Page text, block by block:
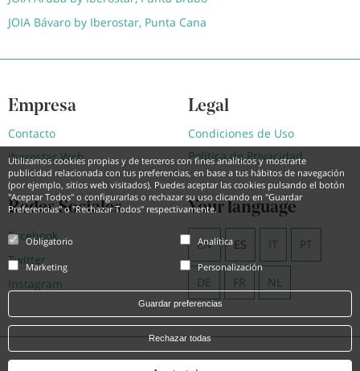
Utilizamos cookies propias y de terceros con fines analíticos y mostrarte
publicidad relacionada con tus preferencias, en base a tus hábitos de navegación
(por ejemplo, sitios web visitados). Puedes aceptar las cookies pulsando el botón
"Aceptar Todos" o configurarlas o rechazar su uso clicando en "Guardar
Preferencias" o "Rechazar Todos" respectivamente.
Obligatorio Analítica
Marketing Personalización
Guardar preferencias
Rechazar todas
JOIA Bávaro by Iberostar, Punta Cana
Empresa
Contacto
Iberostar Web
Legal
Condiciones de Uso
Política de Privacidad
Redes Sociales
Facebook
Twitter
Instagram
Your language
EN ES IT PT
DE FR NL
Powered byHotel Treats